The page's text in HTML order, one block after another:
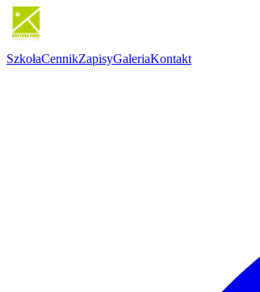
SzkołaCennikZapisyGaleriaKontakt